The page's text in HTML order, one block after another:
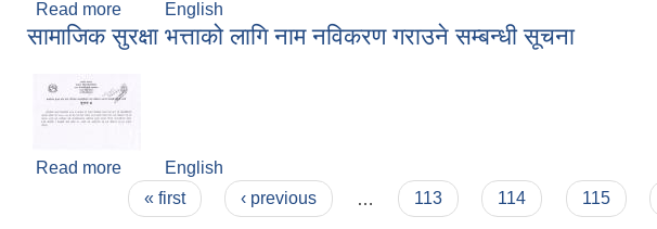
Read more about नक्शा पास प्रक्रिया सम्बन्धी अन्तरक्रिया कार्यक्रम
English
सामाजिक सुरक्षा भत्ताको लागि नाम नविकरण गराउने सम्बन्धी सूचना
Read more about सामाजिक सुरक्षा भत्ताको लागि नाम नविकरण गराउने सम्बन्धी सूचना
English
« first ‹ previous … 113 114 115